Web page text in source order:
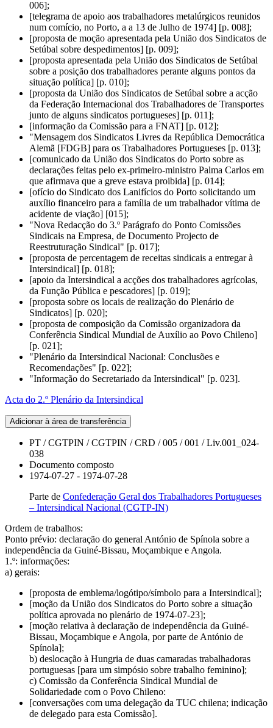
006];
[telegrama de apoio aos trabalhadores metalúrgicos reunidos
num comício, no Porto, a a 13 de Julho de 1974] [p. 008];
[proposta de moção apresentada pela União dos Sindicatos de
Setúbal sobre despedimentos] [p. 009];
[proposta apresentada pela União dos Sindicatos de Setúbal
sobre a posição dos trabalhadores perante alguns pontos da
situação política] [p. 010];
[proposta da União dos Sindicatos de Setúbal sobre a acção
da Federação Internacional dos Trabalhadores de Transportes
junto de alguns sindicatos portugueses] [p. 011];
[informação da Comissão para a FNAT] [p. 012];
"Mensagem dos Sindicatos Livres da República Democrática
Alemã [FDGB] para os Trabalhadores Portugueses [p. 013];
[comunicado da União dos Sindicatos do Porto sobre as
declarações feitas pelo ex-primeiro-ministro Palma Carlos em
que afirmava que a greve estava proibida] [p. 014];
[ofício do Sindicato dos Lanifícios do Porto solicitando um
auxílio financeiro para a família de um trabalhador vítima de
acidente de viação] [015];
"Nova Redacção do 3.º Parágrafo do Ponto Comissões
Sindicais na Empresa, de Documento Projecto de
Reestruturação Sindical" [p. 017];
[proposta de percentagem de receitas sindicais a entregar à
Intersindical] [p. 018];
[apoio da Intersindical a acções dos trabalhadores agrícolas,
da Função Pública e pescadores] [p. 019];
[proposta sobre os locais de realização do Plenário de
Sindicatos] [p. 020];
[proposta de composição da Comissão organizadora da
Conferência Sindical Mundial de Auxílio ao Povo Chileno]
[p. 021];
"Plenário da Intersindical Nacional: Conclusões e
Recomendações" [p. 022];
"Informação do Secretariado da Intersindical" [p. 023].
Acta do 2.º Plenário da Intersindical
Adicionar à área de transferência
PT / CGTPIN / CGTPIN / CRD / 005 / 001 / Liv.001_024-
038
Documento composto
1974-07-27 - 1974-07-28
Parte de Confederação Geral dos Trabalhadores Portugueses
– Intersindical Nacional (CGTP-IN)
Ordem de trabalhos:
Ponto prévio: declaração do general António de Spínola sobre a
independência da Guiné-Bissau, Moçambique e Angola.
1.º: informações:
a) gerais:
[proposta de emblema/logótipo/símbolo para a Intersindical];
[moção da União dos Sindicatos do Porto sobre a situação
política aprovada no plenário de 1974-07-23];
[moção relativa à declaração de independência da Guiné-
Bissau, Moçambique e Angola, por parte de António de
Spínola];
b) deslocação à Hungria de duas camaradas trabalhadoras
portuguesas [para um simpósio sobre trabalho feminino];
c) Comissão da Conferência Sindical Mundial de
Solidariedade com o Povo Chileno:
[conversações com uma delegação da TUC chilena; indicação
de delegado para esta Comissão].